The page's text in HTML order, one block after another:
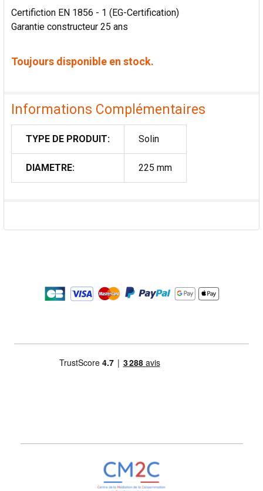
Certifiction EN 1856 - 1 (EG-Certification)
Garantie constructeur 25 ans
Toujours disponible en stock.
Informations Complémentaires
TYPE DE PRODUIT: Solin
DIAMETRE: 225 mm